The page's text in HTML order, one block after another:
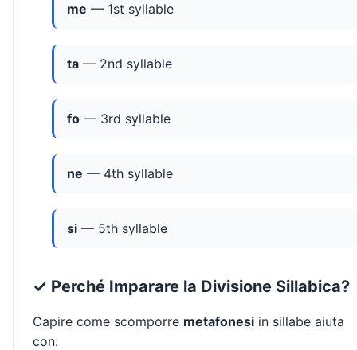
me — 1st syllable
ta — 2nd syllable
fo — 3rd syllable
ne — 4th syllable
si — 5th syllable
✓ Perché Imparare la Divisione Sillabica?
Capire come scomporre metafonesi in sillabe aiuta
con: